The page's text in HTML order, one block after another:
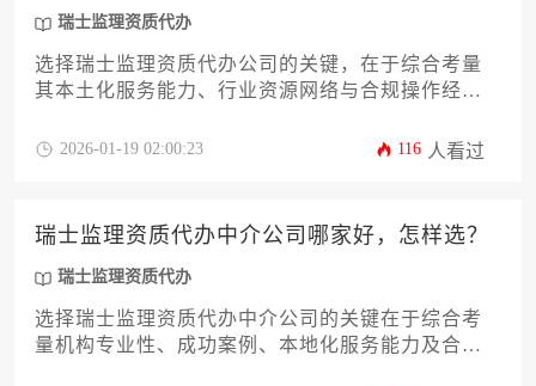
瑞士监理资质代办
选择瑞士监理资质代办公司的关键，在于综合考量
其本土化服务能力、行业资源网络与合规操作经
备瑞士联邦政府认可的合作资质，能够针对建筑、
历史案例、走访成功客户、比对服务响应效率等维
度进行综合评估。
2026-01-19 02:00:23 116 人看过
瑞士监理资质代办中介公司哪家好，怎样选？
瑞士监理资质代办
选择瑞士监理资质代办中介公司的关键在于综合考
量机构专业性、成功案例、本地化服务能力及合规